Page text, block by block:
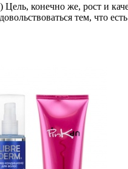
конечно же, рост и
тем, что